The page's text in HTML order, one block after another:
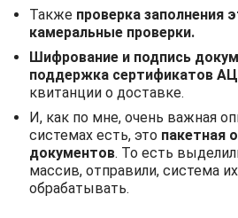
Также проверка заполнения
камеральные проверки.
Шифрование и подпись
поддержка сертификатов
квитанции о доставке.
И, как по мне, очень важная
системах есть, это пакетная
документов. То есть
массив, отправили, система
обрабатывать.